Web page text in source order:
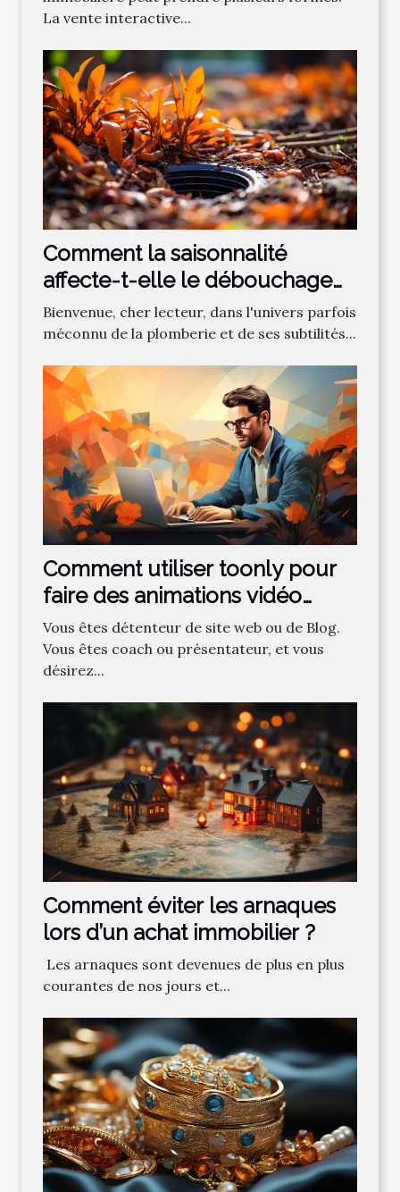
La vente interactive...
Comment la saisonnalité
affecte-t-elle le débouchage
des canalisations?
Bienvenue, cher lecteur, dans l'univers parfois
méconnu de la plomberie et de ses subtilités...
Comment utiliser toonly pour
faire des animations vidéo
professionnelles ?
Vous êtes détenteur de site web ou de Blog.
Vous êtes coach ou présentateur, et vous
désirez...
Comment‌ ‌éviter‌ ‌les‌ ‌arnaques‌
‌lors‌ ‌d’un‌ ‌achat‌ ‌immobilier ?‌ ‌
‌ Les‌ ‌arnaques‌ ‌sont‌ ‌devenues‌ ‌de‌ ‌plus‌ ‌en‌ ‌plus‌
‌courantes‌ ‌de‌ ‌nos‌ ‌jours‌ ‌et‌...